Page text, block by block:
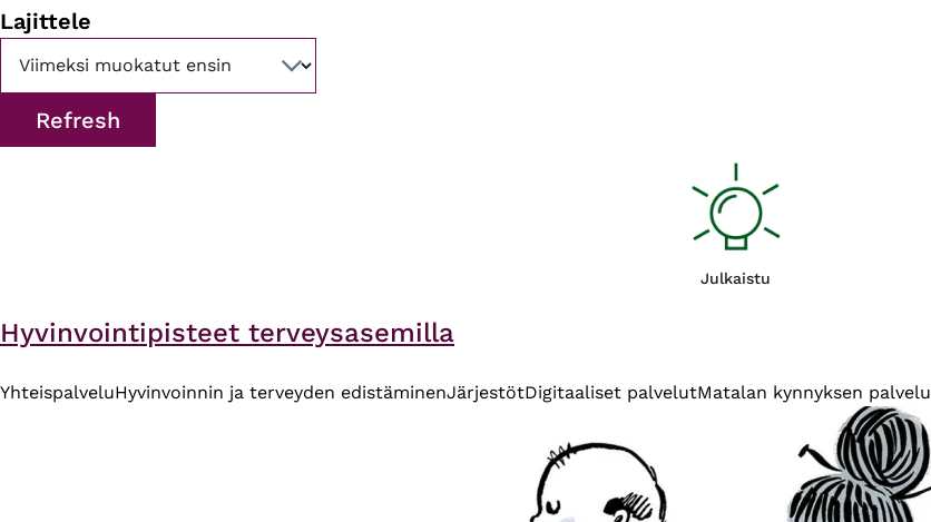
Lajittele
Julkaistu
Hyvinvointipisteet terveysasemilla
YhteispalveluHyvinvoinnin ja terveyden edistäminenJärjestötDigitaaliset palvelutMatalan kynnyksen palvelu